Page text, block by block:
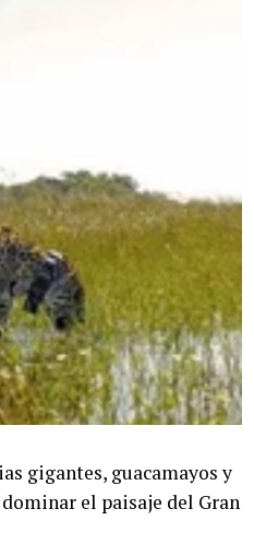
gigantes, guacamayos y
el paisaje del Gran